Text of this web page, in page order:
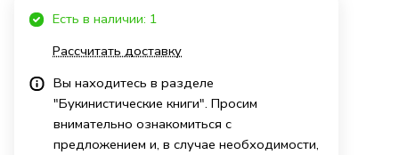
Есть в наличии: 1
Рассчитать доставку
Вы находитесь в разделе
"Букинистические книги". Просим
внимательно ознакомиться с
предложением и, в случае необходимости,